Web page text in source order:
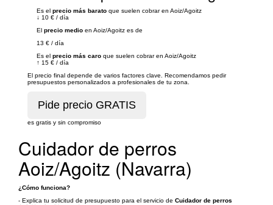
Es el precio más barato que suelen cobrar en Aoiz/Agoitz
↓ 10 € / día
El precio medio en Aoiz/Agoitz es de
13 € / día
Es el precio más caro que suelen cobrar en Aoiz/Agoitz
↑ 15 € / día
El precio final depende de varios factores clave. Recomendamos pedir
presupuestos personalizados a profesionales de tu zona.
es gratis y sin compromiso
Cuidador de perros
Aoiz/Agoitz (Navarra)
¿Cómo funciona?
- Explica tu solicitud de presupuesto para el servicio de Cuidador de perros